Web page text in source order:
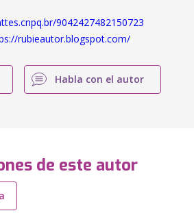
9042427482150723
rubieautor.blogspot.com/
Habla con el autor
de este autor